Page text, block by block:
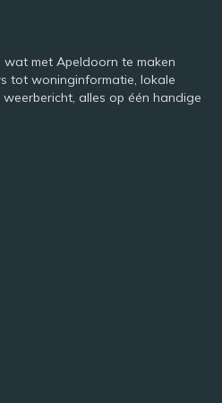
wat met Apeldoorn te maken
tot woninginformatie, lokale
alles op één handige